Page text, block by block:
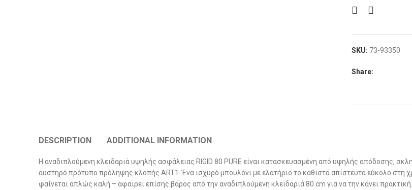
SKU: 73-93350
Share:
DESCRIPTION ADDITIONAL INFORMATION
Η αναδιπλούμενη κλειδαριά υψηλής ασφάλειας RIGID 80 PURE είναι κατασκευασμένη από υψηλής απόδοσης,
αυστηρό πρότυπο πρόληψης κλοπής ART1. Ένα ισχυρό μπουλόνι με ελατήριο το καθιστά απίστευτα εύκολο στη
φαίνεται απλώς καλή – αφαιρεί επίσης βάρος από την αναδιπλούμενη κλειδαριά 80 cm για να την κάνει